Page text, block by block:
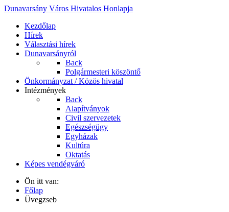
Dunavarsány Város Hivatalos Honlapja
Kezdőlap
Hírek
Választási hírek
Dunavarsányról
Back
Polgármesteri köszöntő
Önkormányzat / Közös hivatal
Intézmények
Back
Alapítványok
Civil szervezetek
Egészségügy
Egyházak
Kultúra
Oktatás
Képes vendégváró
Ön itt van:
Főlap
Üvegzseb